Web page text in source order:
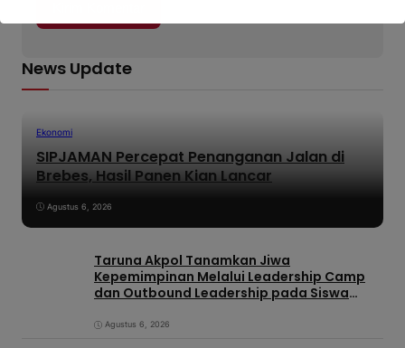
News Update
Ekonomi
SIPJAMAN Percepat Penanganan Jalan di
Brebes, Hasil Panen Kian Lancar
Agustus 6, 2026
Taruna Akpol Tanamkan Jiwa
Kepemimpinan Melalui Leadership Camp
dan Outbound Leadership pada Siswa
Agustus 6, 2026